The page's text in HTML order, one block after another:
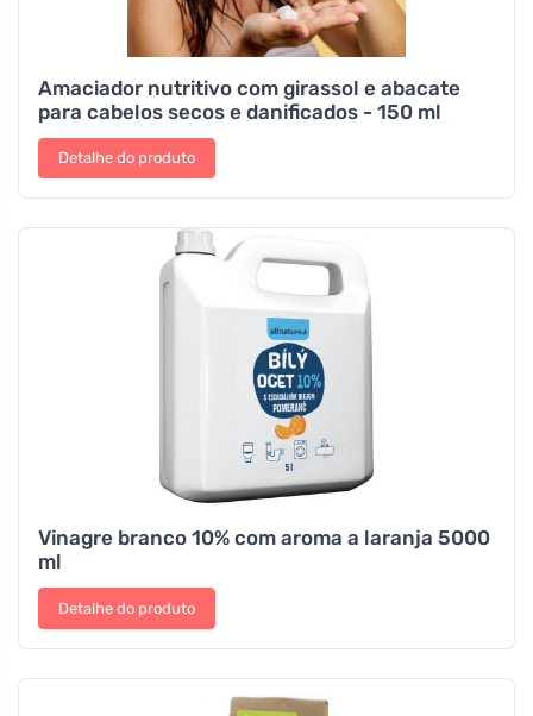
Amaciador nutritivo com girassol e abacate
para cabelos secos e danificados - 150 ml
Detalhe do produto
Vinagre branco 10% com aroma a laranja 5000
ml
Detalhe do produto